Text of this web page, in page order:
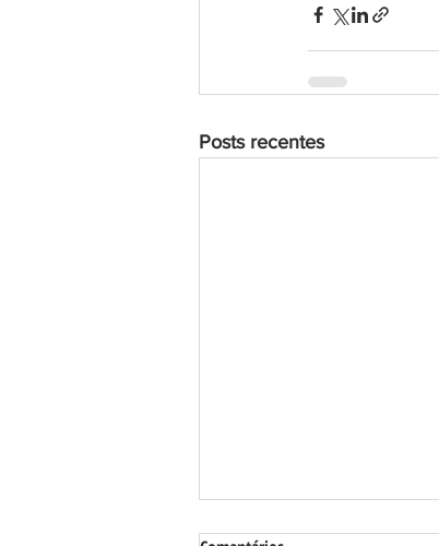
Posts recentes